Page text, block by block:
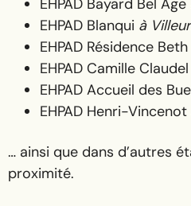
EHPAD Bayard Bel Âge
EHPAD Blanqui à
EHPAD Résidence
EHPAD Camille Claudel
EHPAD Accueil des
EHPAD Henri-Vincenot
… ainsi que dans d’autres
proximité.